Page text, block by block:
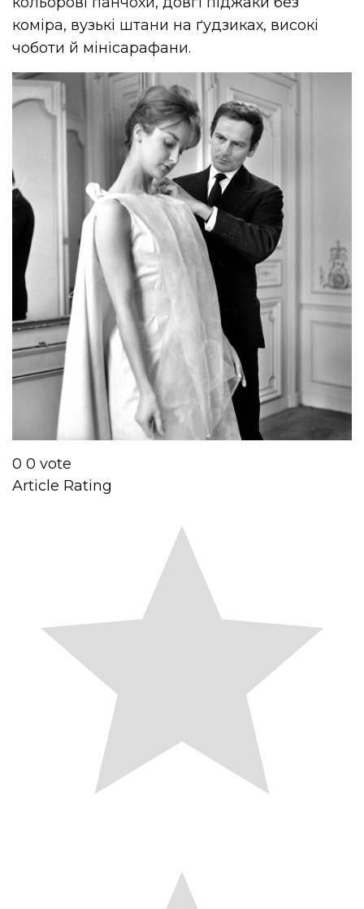
коміра, вузькі штани на ґудзиках, високі
чоботи й мінісарафани.
0 0 vote
Article Rating